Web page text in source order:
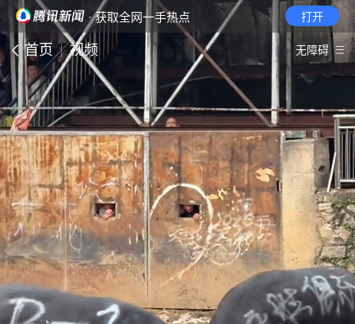
· 获取全网一手热点 打开
首页 视频 无障碍